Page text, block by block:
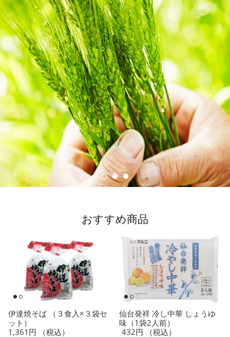
おすすめ商品
伊達焼そば （３食入×３袋セ
ット）
1,361円
（税込）
仙台発祥 冷し中華 しょうゆ
味（1袋2人前）
432円
（税込）